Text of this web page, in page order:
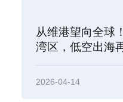
从维港望向全球
湾区，低空出海
2026-04-14